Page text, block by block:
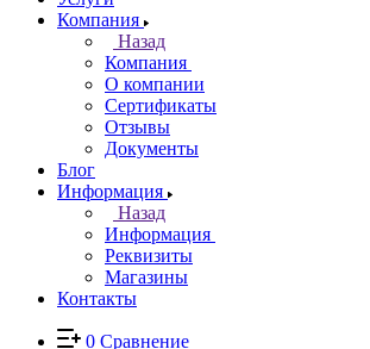
Компания
Назад
Компания
О компании
Сертификаты
Отзывы
Документы
Блог
Информация
Назад
Информация
Реквизиты
Магазины
Контакты
0 Сравнение